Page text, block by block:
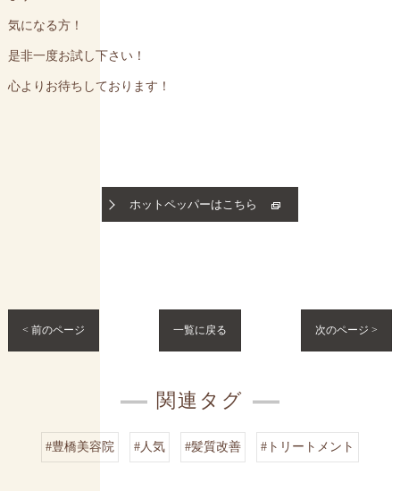
気になる方！
是非一度お試し下さい！
心よりお待ちしております！
ホットペッパーはこちら
< 前のページ 一覧に戻る 次のページ >
関連タグ
#豊橋美容院 #人気 #髪質改善 #トリートメント